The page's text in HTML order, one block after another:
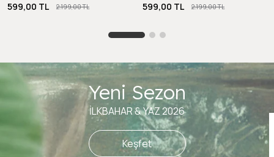
599,00 TL
2.199,00 TL
599,00 TL
2.199,00 TL
Yeni Sezon
İLKBAHAR & YAZ 2026
Keşfet